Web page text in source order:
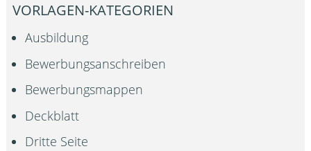
VORLAGEN-KATEGORIEN
Ausbildung
Bewerbungsanschreiben
Bewerbungsmappen
Deckblatt
Dritte Seite